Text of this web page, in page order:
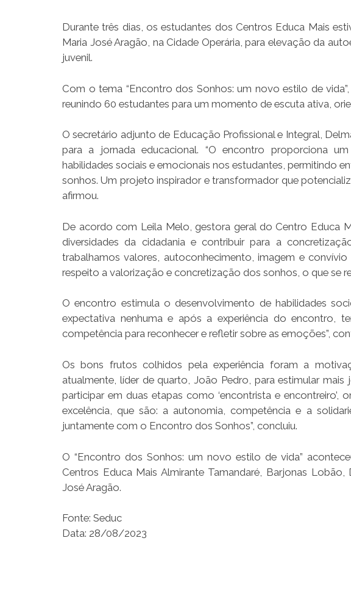
Durante três dias, os estudantes dos Centros Educa Mais
Maria José Aragão, na Cidade Operária, para elevação da
juvenil.
Com o tema “Encontro dos Sonhos: um novo estilo de
reunindo 60 estudantes para um momento de escuta ativa,
O secretário adjunto de Educação Profissional e Integral,
para a jornada educacional. “O encontro proporciona
habilidades sociais e emocionais nos estudantes, permitindo
sonhos. Um projeto inspirador e transformador que
afirmou.
De acordo com Leila Melo, gestora geral do Centro Educa
diversidades da cidadania e contribuir para a
trabalhamos valores, autoconhecimento, imagem e
respeito a valorização e concretização dos sonhos, o que se
O encontro estimula o desenvolvimento de habilidades
expectativa nenhuma e após a experiência do encontro,
competência para reconhecer e refletir sobre as emoções”,
Os bons frutos colhidos pela experiência foram a
atualmente, líder de quarto, João Pedro, para estimular
participar em duas etapas como ‘encontrista e
excelência, que são: a autonomia, competência e a
juntamente com o Encontro dos Sonhos”, concluiu.
O “Encontro dos Sonhos: um novo estilo de vida”
Centros Educa Mais Almirante Tamandaré, Barjonas
José Aragão.
Fonte: Seduc
Data: 28/08/2023